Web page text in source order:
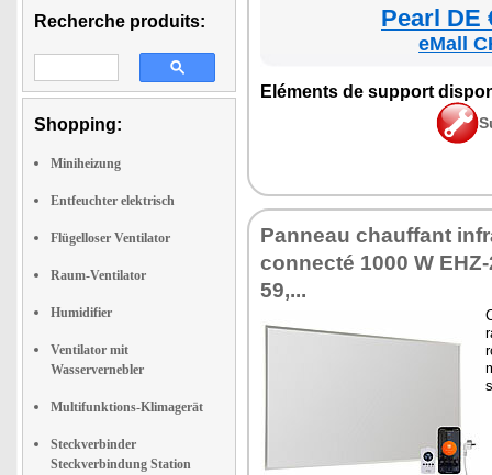
Recherche produits:
Shopping:
Miniheizung
Entfeuchter elektrisch
Flügelloser Ventilator
Raum-Ventilator
Humidifier
Ventilator mit
Wasservernebler
Multifunktions-Klimagerät
Steckverbinder
Steckverbindung Station
Pearl DE
eMall
Elé­ments de sup­port
Pan­neau chauf­fant
connecté 1000 W
59,...